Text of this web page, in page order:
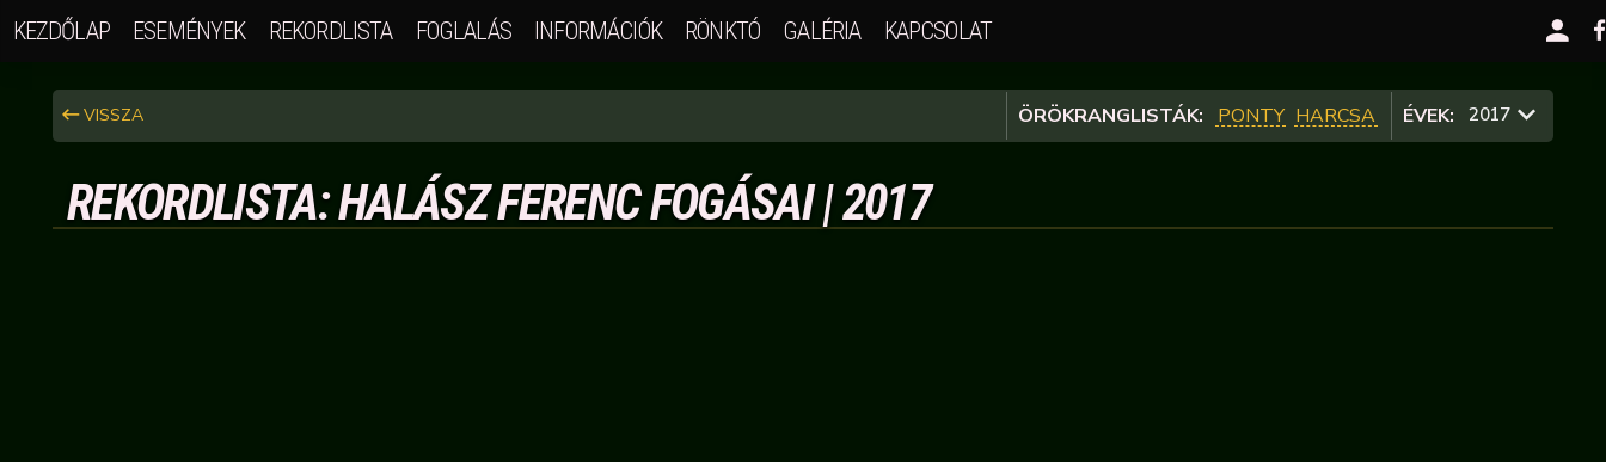
KEZDŐLAP ESEMÉNYEK REKORDLISTA FOGLALÁS INFORMÁCIÓK RÖNKTÓ GALÉRIA KAPCSOLAT
VISSZA ÖRÖKRANGLISTÁK: PONTY HARCSA ÉVEK: 2017
REKORDLISTA: HALÁSZ FERENC FOGÁSAI | 2017